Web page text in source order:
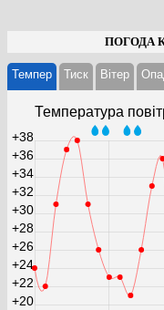
ПОГОДА
Темпер Тиск Вітер
Температура
+20
+22
+24
+26
+28
+30
+32
+34
+36
+38